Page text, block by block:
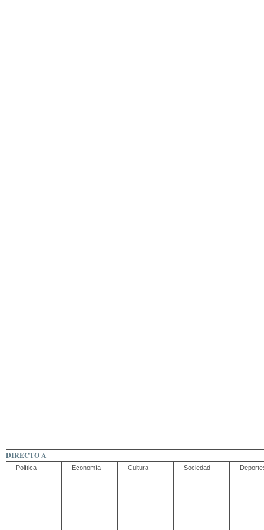
DIRECTO A
Política Economía Cultura Sociedad